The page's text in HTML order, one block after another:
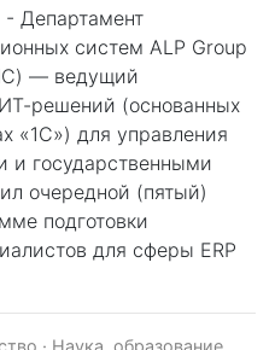
- Департамент
систем ALP Group
— ведущий
решений (основанных
«1С») для управления
и государственными
очередной (пятый)
подготовки
для сферы ERP
· Наука, образование